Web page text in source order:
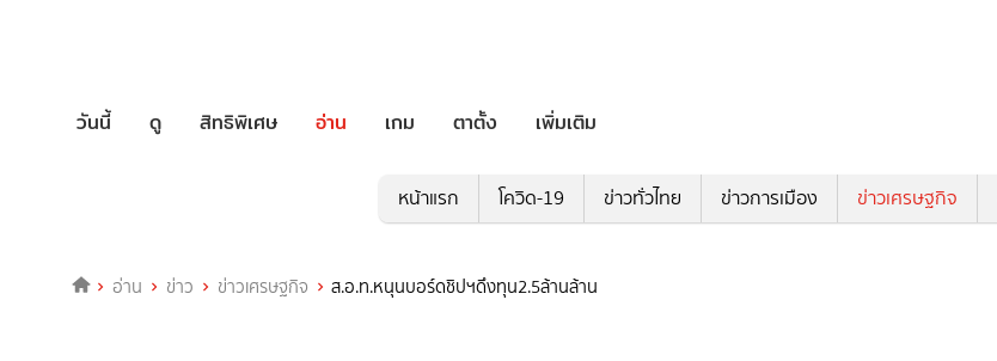
วันนี้ ดู สิทธิพิเศษ อ่าน เกม ตาตั้ง เพิ่มเติม
หน้าแรก โควิด-19 ข่าวทั่วไทย ข่าวการเมือง ข่าวเศรษฐกิจ
อ่าน ข่าว ข่าวเศรษฐกิจ ส.อ.ท.หนุนบอร์ดชิปฯดึงทุน2.5ล้านล้าน